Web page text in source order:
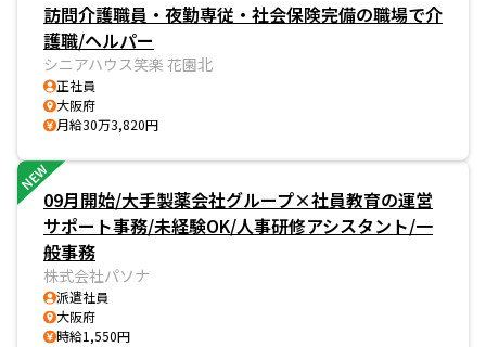
訪問介護職員・夜勤専従・社会保険完備の職場で介
護職/ヘルパー
シニアハウス笑楽 花園北
正社員
大阪府
月給30万3,820円
NEW
09月開始/大手製薬会社グループ×社員教育の運営
サポート事務/未経験OK/人事研修アシスタント/一
般事務
株式会社パソナ
派遣社員
大阪府
時給1,550円